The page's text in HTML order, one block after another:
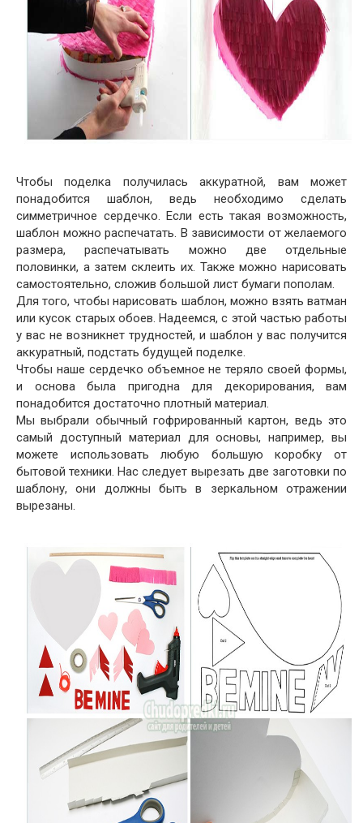
Чтобы поделка получилась аккуратной, вам может
понадобится шаблон, ведь необходимо сделать
симметричное сердечко. Если есть такая возможность,
шаблон можно распечатать. В зависимости от желаемого
размера, распечатывать можно две отдельные
половинки, а затем склеить их. Также можно нарисовать
самостоятельно, сложив большой лист бумаги пополам.
Для того, чтобы нарисовать шаблон, можно взять ватман
или кусок старых обоев. Надеемся, с этой частью работы
у вас не возникнет трудностей, и шаблон у вас получится
аккуратный, подстать будущей поделке.
Чтобы наше сердечко объемное не теряло своей формы,
и основа была пригодна для декорирования, вам
понадобится достаточно плотный материал.
Мы выбрали обычный гофрированный картон, ведь это
самый доступный материал для основы, например, вы
можете использовать любую большую коробку от
бытовой техники. Нас следует вырезать две заготовки по
шаблону, они должны быть в зеркальном отражении
вырезаны.